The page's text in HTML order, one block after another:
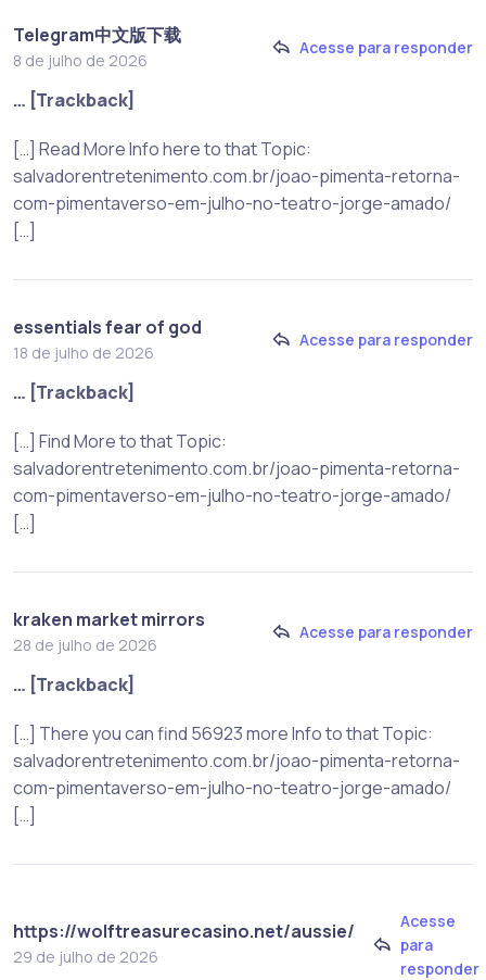
Telegram中文版下载
8 de julho de 2026
Acesse para responder
… [Trackback]
[…] Read More Info here to that Topic:
salvadorentretenimento.com.br/joao-pimenta-retorna-
com-pimentaverso-em-julho-no-teatro-jorge-amado/
[…]
essentials fear of god
18 de julho de 2026
Acesse para responder
… [Trackback]
[…] Find More to that Topic:
salvadorentretenimento.com.br/joao-pimenta-retorna-
com-pimentaverso-em-julho-no-teatro-jorge-amado/
[…]
kraken market mirrors
28 de julho de 2026
Acesse para responder
… [Trackback]
[…] There you can find 56923 more Info to that Topic:
salvadorentretenimento.com.br/joao-pimenta-retorna-
com-pimentaverso-em-julho-no-teatro-jorge-amado/
[…]
https://wolftreasurecasino.net/aussie/
29 de julho de 2026
Acesse
para
responder